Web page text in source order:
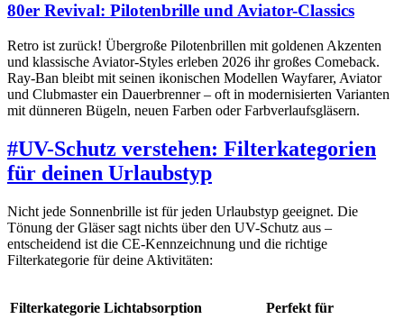
80er Revival: Pilotenbrille und Aviator-Classics
Retro ist zurück! Übergroße Pilotenbrillen mit goldenen Akzenten
und klassische Aviator-Styles erleben 2026 ihr großes Comeback.
Ray-Ban bleibt mit seinen ikonischen Modellen Wayfarer, Aviator
und Clubmaster ein Dauerbrenner – oft in modernisierten Varianten
mit dünneren Bügeln, neuen Farben oder Farbverlaufsgläsern.
#UV-Schutz verstehen: Filterkategorien
für deinen Urlaubstyp
Nicht jede Sonnenbrille ist für jeden Urlaubstyp geeignet. Die
Tönung der Gläser sagt nichts über den UV-Schutz aus –
entscheidend ist die CE-Kennzeichnung und die richtige
Filterkategorie für deine Aktivitäten:
Filterkategorie Lichtabsorption Perfekt für